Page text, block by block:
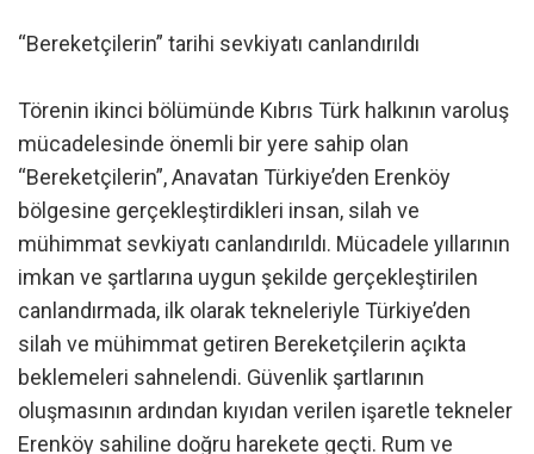
“Bereketçilerin” tarihi sevkiyatı canlandırıldı
Törenin ikinci bölümünde Kıbrıs Türk halkının varoluş
mücadelesinde önemli bir yere sahip olan
“Bereketçilerin”, Anavatan Türkiye’den Erenköy
bölgesine gerçekleştirdikleri insan, silah ve
mühimmat sevkiyatı canlandırıldı. Mücadele yıllarının
imkan ve şartlarına uygun şekilde gerçekleştirilen
canlandırmada, ilk olarak tekneleriyle Türkiye’den
silah ve mühimmat getiren Bereketçilerin açıkta
beklemeleri sahnelendi. Güvenlik şartlarının
oluşmasının ardından kıyıdan verilen işaretle tekneler
Erenköy sahiline doğru harekete geçti. Rum ve